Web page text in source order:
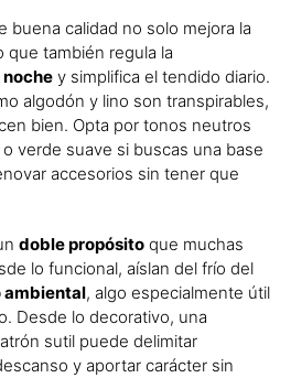
buena calidad no solo mejora la
que también regula la
y simplifica el tendido diario.
algodón y lino son transpirables,
bien. Opta por tonos neutros
verde suave si buscas una base
accesorios sin tener que
doble propósito que muchas
lo funcional, aíslan del frío del
ambiental, algo especialmente útil
Desde lo decorativo, una
sutil puede delimitar
y aportar carácter sin